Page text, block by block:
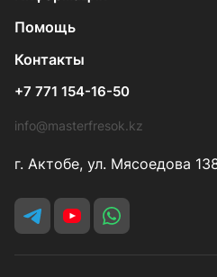
Помощь
Контакты
+7 771 154-16-50
info@masterfresok.kz
г. Актобе, ул. Мясоедова